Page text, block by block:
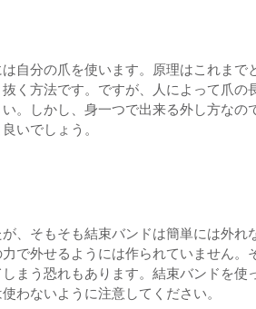
自分の爪を使います。原理はこれまで
く方法です。ですが、人によって爪の
。しかし、身一つで出来る外し方なの
いでしょう。
、そもそも結束バンドは簡単には外れ
で外せるようには作られていません。
まう恐れもあります。結束バンドを使
わないように注意してください。